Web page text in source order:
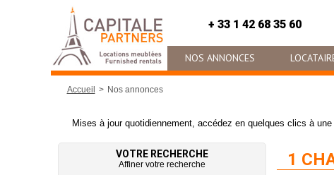
+ 33 1 42 68 35 60
NOS ANNONCES
Accueil Nos annonces
Mises à jour quotidiennement, accédez en quelques clics à
VOTRE RECHERCHE
Affiner votre recherche 1